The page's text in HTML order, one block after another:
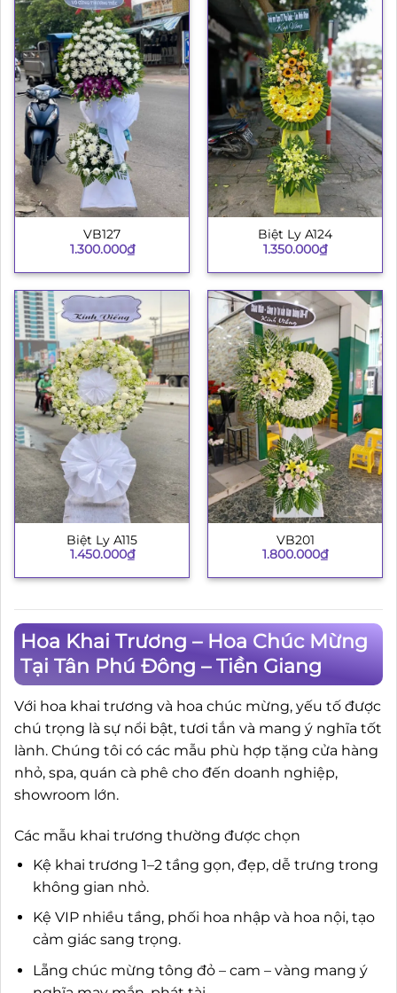
VB127
1.300.000₫
Biệt Ly A124
1.350.000₫
Biệt Ly A115
1.450.000₫
VB201
1.800.000₫
Hoa Khai Trương – Hoa Chúc Mừng
Tại Tân Phú Đông – Tiền Giang
Với hoa khai trương và hoa chúc mừng, yếu tố được
chú trọng là sự nổi bật, tươi tắn và mang ý nghĩa tốt
lành. Chúng tôi có các mẫu phù hợp tặng cửa hàng
nhỏ, spa, quán cà phê cho đến doanh nghiệp,
showroom lớn.
Các mẫu khai trương thường được chọn
Kệ khai trương 1–2 tầng gọn, đẹp, dễ trưng trong
không gian nhỏ.
Kệ VIP nhiều tầng, phối hoa nhập và hoa nội, tạo
cảm giác sang trọng.
Lẵng chúc mừng tông đỏ – cam – vàng mang ý